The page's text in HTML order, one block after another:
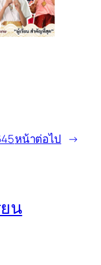
หน้าต่อไป →
น